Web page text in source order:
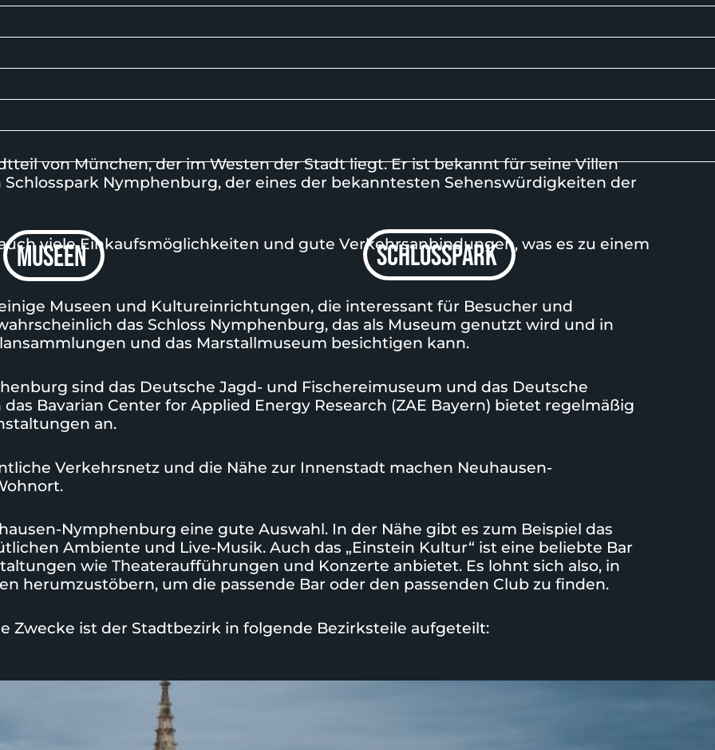
museen schlosspark
von München, der im Westen der Stadt liegt. Er ist bekannt für seine Villen
Schlosspark Nymphenburg, der eines der bekanntesten Sehenswürdigkeiten der
viele Einkaufsmöglichkeiten und gute Verkehrsanbindungen, was es zu einem
Museen und Kultureinrichtungen, die interessant für Besucher und
das Schloss Nymphenburg, das als Museum genutzt wird und in
und das Marstallmuseum besichtigen kann.
sind das Deutsche Jagd- und Fischereimuseum und das Deutsche
das Bavarian Center for Applied Energy Research (ZAE Bayern) bietet regelmäßig
an.
Verkehrsnetz und die Nähe zur Innenstadt machen Neuhausen-
Nymphenburg eine gute Auswahl. In der Nähe gibt es zum Beispiel das
Ambiente und Live-Musik. Auch das „Einstein Kultur“ ist eine beliebte Bar
wie Theateraufführungen und Konzerte anbietet. Es lohnt sich also, in
herumzustöbern, um die passende Bar oder den passenden Club zu finden.
Zwecke ist der Stadtbezirk in folgende Bezirksteile aufgeteilt:
upload dein wg-zimmer jetzt